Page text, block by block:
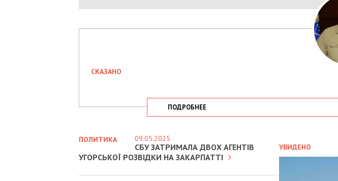
СКАЗАНО
ПОДРОБНЕЕ
УВИДЕНО
ПОЛИТИКА 09.05.2025
СБУ ЗАТРИМАЛА ДВОХ АГЕНТІВ
УГОРСЬКОЇ РОЗВІДКИ НА ЗАКАРПАТТІ